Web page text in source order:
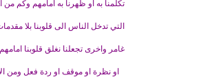
تكلمنا به او ظهرنا به امامهم وكم من
التي تدخل الناس الى قلوبنا بلا
غامر واخرى تجعلنا نغلق قلوبنا
او نظرة او موقف او ردة فعل ومن